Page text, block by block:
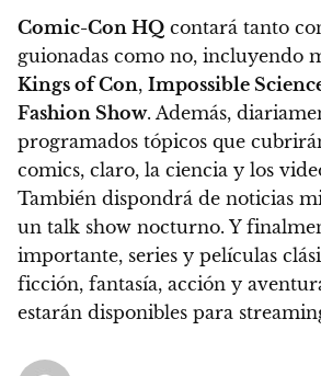
Comic-Con HQ contará tanto
guionadas como no, incluyendo
Kings of Con, Impossible
Fashion Show. Además,
programados tópicos que
comics, claro, la ciencia y los
También dispondrá de noticias
un talk show nocturno. Y
importante, series y películas
ficción, fantasía, acción y
estarán disponibles para